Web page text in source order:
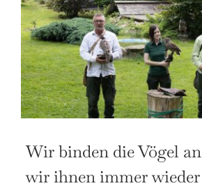
Wir binden die Vögel
wir ihnen immer